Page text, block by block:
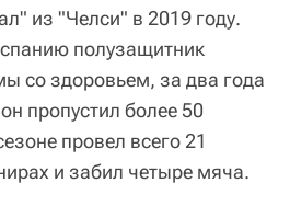
из "Челси" в 2019 году.
полузащитник
со здоровьем, за два года
пропустил более 50
провел всего 21
и забил четыре мяча.